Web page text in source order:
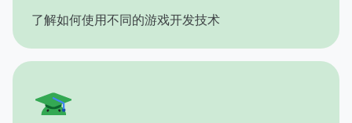
了解如何使用不同的游戏开发技术